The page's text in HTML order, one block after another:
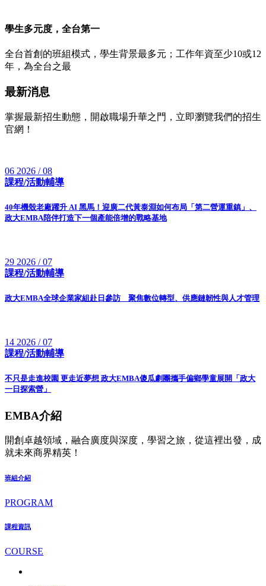
學生多元度，全台第一
全台首創的班組模式，學生背景最多元；工作年資至少10或12
年，為全台之最
最新消息
掌握最新招生動態，開啟職場升華之門，立即瀏覽我們的招生
官網！
06 2026 / 08
課程/活動輔導
40年機殼老廠躍升 AI 黑馬！迎廣二代黃泰淵如何布局「第二營運重鎮」、
政大EMBA陪伴打造下一個產能倍增的戰略基地
29 2026 / 07
課程/活動輔導
政大EMBA全球企業家組赴日參訪 聚焦數位轉型、供應鏈韌性與人才管理
14 2026 / 07
課程/活動輔導
不只是走進校園 更走近夢想 政大EMBA傻瓜劇團攜手偏鄉學童展開「政大
一日探索營」
EMBA介紹
開創卓越領域，融合廣度與深度，學習之旅，從這裡出發，成
就未來商界精英！
班組介紹
PROGRAM
課程資訊
COURSE